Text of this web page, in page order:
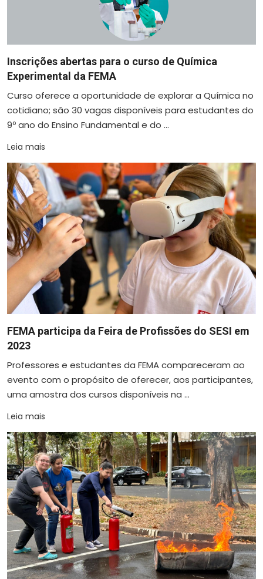
Inscrições abertas para o curso de Química
Experimental da FEMA
Curso oferece a oportunidade de explorar a Química no
cotidiano; são 30 vagas disponíveis para estudantes do
9º ano do Ensino Fundamental e do ...
Leia mais
FEMA participa da Feira de Profissões do SESI em
2023
Professores e estudantes da FEMA compareceram ao
evento com o propósito de oferecer, aos participantes,
uma amostra dos cursos disponíveis na ...
Leia mais